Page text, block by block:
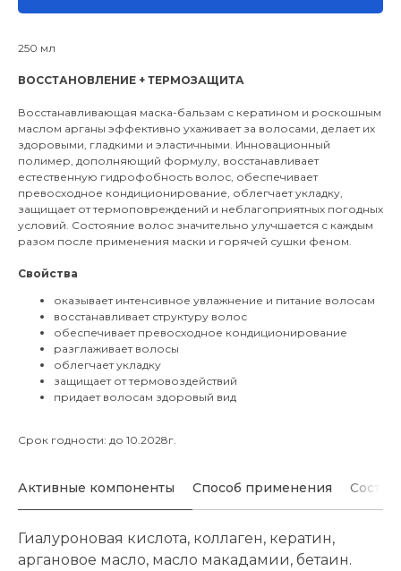
250 мл
ВОССТАНОВЛЕНИЕ + ТЕРМОЗАЩИТА
Восстанавливающая маска-бальзам с кератином и роскошным
маслом арганы эффективно ухаживает за волосами, делает их
здоровыми, гладкими и эластичными. Инновационный
полимер, дополняющий формулу, восстанавливает
естественную гидрофобность волос, обеспечивает
превосходное кондиционирование, облегчает укладку,
защищает от термоповреждений и неблагоприятных погодных
условий. Состояние волос значительно улучшается с каждым
разом после применения маски и горячей сушки феном.
Свойства
оказывает интенсивное увлажнение и питание волосам
восстанавливает структуру волос
обеспечивает превосходное кондиционирование
разглаживает волосы
облегчает укладку
защищает от термовоздействий
придает волосам здоровый вид
Срок годности: до 10.2028г.
Активные компоненты Способ применения Состав
Гиалуроновая кислота, коллаген, кератин,
аргановое масло, масло макадамии, бетаин.